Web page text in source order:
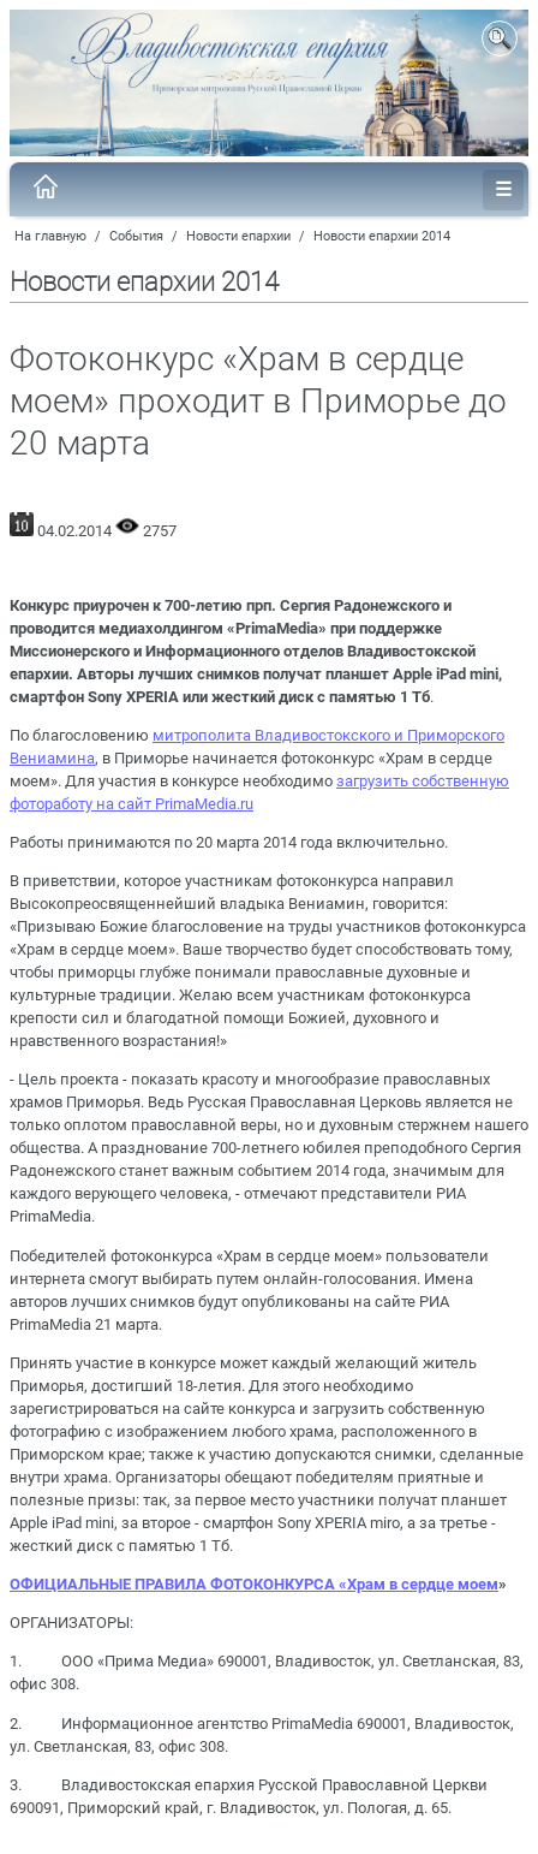
На главную / События / Новости епархии / Новости епархии 2014
Новости епархии 2014
Фотоконкурс «Храм в сердце
моем» проходит в Приморье до
20 марта
04.02.2014 2757
Конкурс приурочен к 700-летию прп. Сергия Радонежского и
проводится медиахолдингом «PrimaMedia» при поддержке
Миссионерского и Информационного отделов Владивостокской
епархии. Авторы лучших снимков получат планшет Apple iPad mini,
смартфон Sony XPERIA или жесткий диск с памятью 1 Тб.
По благословению митрополита Владивостокского и Приморского
Вениамина, в Приморье начинается фотоконкурс «Храм в сердце
моем». Для участия в конкурсе необходимо загрузить собственную
фотоработу на сайт PrimaMedia.ru
Работы принимаются по 20 марта 2014 года включительно.
В приветствии, которое участникам фотоконкурса направил
Высокопреосвященнейший владыка Вениамин, говорится:
«Призываю Божие благословение на труды участников фотоконкурса
«Храм в сердце моем». Ваше творчество будет способствовать тому,
чтобы приморцы глубже понимали православные духовные и
культурные традиции. Желаю всем участникам фотоконкурса
крепости сил и благодатной помощи Божией, духовного и
нравственного возрастания!»
- Цель проекта - показать красоту и многообразие православных
храмов Приморья. Ведь Русская Православная Церковь является не
только оплотом православной веры, но и духовным стержнем нашего
общества. А празднование 700-летнего юбилея преподобного Сергия
Радонежского станет важным событием 2014 года, значимым для
каждого верующего человека, - отмечают представители РИА
PrimaMedia.
Победителей фотоконкурса «Храм в сердце моем» пользователи
интернета смогут выбирать путем онлайн-голосования. Имена
авторов лучших снимков будут опубликованы на сайте РИА
PrimaMedia 21 марта.
Принять участие в конкурсе может каждый желающий житель
Приморья, достигший 18-летия. Для этого необходимо
зарегистрироваться на сайте конкурса и загрузить собственную
фотографию с изображением любого храма, расположенного в
Приморском крае; также к участию допускаются снимки, сделанные
внутри храма. Организаторы обещают победителям приятные и
полезные призы: так, за первое место участники получат планшет
Apple iPad mini, за второе - смартфон Sony XPERIA miro, а за третье -
жесткий диск с памятью 1 Тб.
ОФИЦИАЛЬНЫЕ ПРАВИЛА ФОТОКОНКУРСА «Храм в сердце моем»
ОРГАНИЗАТОРЫ:
1. ООО «Прима Медиа» 690001, Владивосток, ул. Светланская, 83,
офис 308.
2. Информационное агентство PrimaMedia 690001, Владивосток,
ул. Светланская, 83, офис 308.
3. Владивостокская епархия Русской Православной Церкви
690091, Приморский край, г. Владивосток, ул. Пологая, д. 65.